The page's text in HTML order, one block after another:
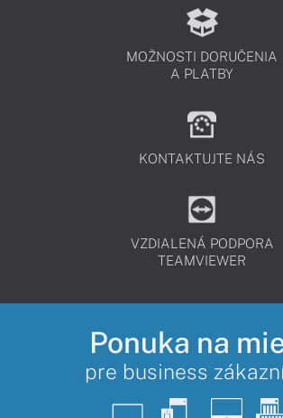
MOŽNOSTI DORUČENIA
A PLATBY
KONTAKTUJTE NÁS
VZDIALENÁ PODPORA
TEAMVIEWER
Ponuka na
pre business